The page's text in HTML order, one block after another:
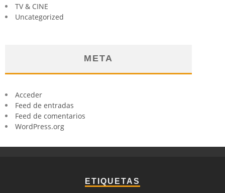
TV & CINE
Uncategorized
META
Acceder
Feed de entradas
Feed de comentarios
WordPress.org
ETIQUETAS